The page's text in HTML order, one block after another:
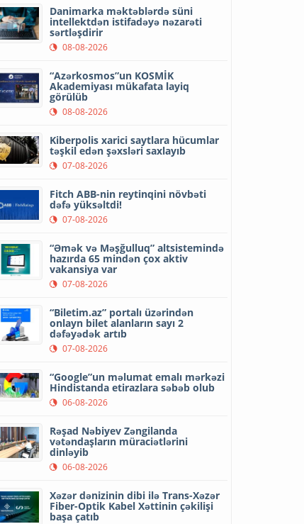
Danimarka məktəblərdə süni
intellektdən istifadəyə nəzarəti
sərtləşdirir
08-08-2026
“Azərkosmos”un KOSMİK
Akademiyası mükafata layiq
görülüb
08-08-2026
Kiberpolis xarici saytlara hücumlar
təşkil edən şəxsləri saxlayıb
07-08-2026
Fitch ABB-nin reytinqini növbəti
dəfə yüksəltdi!
07-08-2026
“Əmək və Məşğulluq” altsistemində
hazırda 65 mindən çox aktiv
vakansiya var
07-08-2026
“Biletim.az” portalı üzərindən
onlayn bilet alanların sayı 2
dəfəyədək artıb
07-08-2026
“Google”un məlumat emalı mərkəzi
Hindistanda etirazlara səbəb olub
06-08-2026
Rəşad Nəbiyev Zəngilanda
vətəndaşların müraciətlərini
dinləyib
06-08-2026
Xəzər dənizinin dibi ilə Trans-Xəzər
Fiber-Optik Kabel Xəttinin çəkilişi
başa çatıb